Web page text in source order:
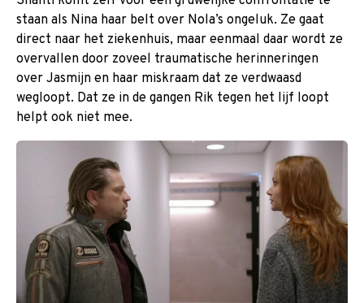
staan als Nina haar belt over Nola’s ongeluk. Ze gaat
direct naar het ziekenhuis, maar eenmaal daar wordt ze
overvallen door zoveel traumatische herinneringen
over Jasmijn en haar miskraam dat ze verdwaasd
wegloopt. Dat ze in de gangen Rik tegen het lijf loopt
helpt ook niet mee.